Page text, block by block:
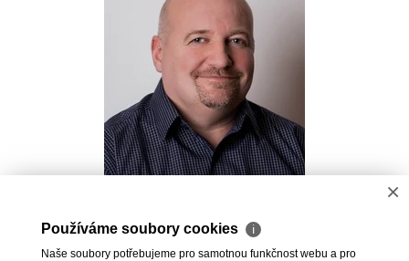
Pavel Kovalev
×
Používáme soubory cookies ℹ
Naše soubory potřebujeme pro samotnou funkčnost webu a pro